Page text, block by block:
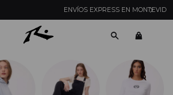
EN MONTEVIDEO CON PEDIDOS YA